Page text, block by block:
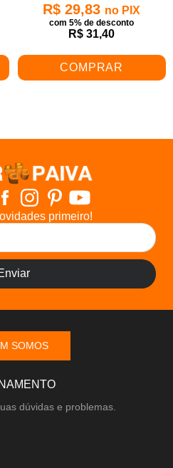
R$ 29,83 no PIX
com 5% de desconto
R$ 31,40
COMPRAR
primeiro!
SOMOS
dúvidas e problemas.